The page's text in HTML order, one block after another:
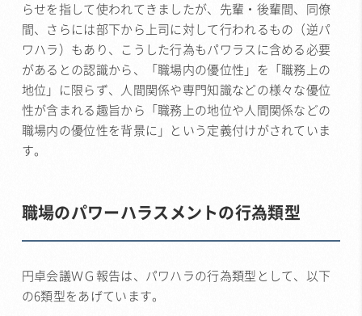
らせを指して使われてきましたが、先輩・後輩間、同僚
間、さらには部下から上司に対して行われるもの（逆パ
ワハラ）もあり、こうした行為もパワラスに含める必要
があるとの認識から、「職場内の優位性」を「職務上の
地位」に限らず、人間関係や専門知識などの様々な優位
性が含まれる趣旨から「職務上の地位や人間関係などの
職場内の優位性を背景に」という定義付けがされていま
す。
職場のパワーハラスメントの行為類型
円卓会議ＷＧ報告は、パワハラの行為類型として、以下
の6類型をあげています。